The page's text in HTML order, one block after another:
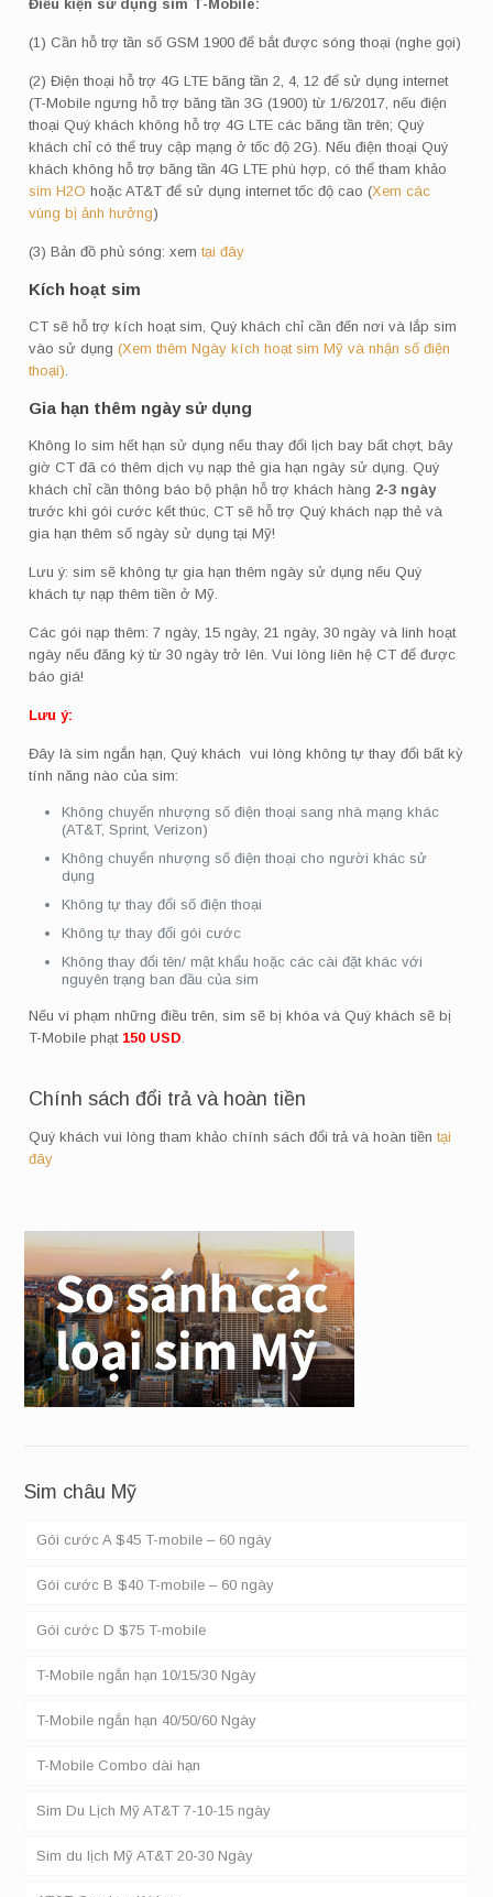
Điều kiện sử dụng sim T-Mobile:
(1) Cần hỗ trợ tần số GSM 1900 để bắt được sóng thoại (nghe gọi)
(2) Điện thoại hỗ trợ 4G LTE băng tần 2, 4, 12 để sử dụng internet
(T-Mobile ngưng hỗ trợ băng tần 3G (1900) từ 1/6/2017, nếu điện
thoại Quý khách không hỗ trợ 4G LTE các băng tần trên; Quý
khách chỉ có thể truy cập mạng ở tốc độ 2G). Nếu điện thoại Quý
khách không hỗ trợ băng tần 4G LTE phù hợp, có thể tham khảo
sim H2O hoặc AT&T để sử dụng internet tốc độ cao (Xem các
vùng bị ảnh hưởng)
(3) Bản đồ phủ sóng: xemtại đây
Kích hoạt sim
CT sẽ hỗ trợ kích hoạt sim, Quý khách chỉ cần đến nơi và lắp sim
vào sử dụng(Xem thêm Ngày kích hoạt sim Mỹ và nhận số điện
thoại).
Gia hạn thêm ngày sử dụng
Không lo sim hết hạn sử dụng nếu thay đổi lịch bay bất chợt, bây
giờ CT đã có thêm dịch vụ nạp thẻ gia hạn ngày sử dụng. Quý
khách chỉ cần thông báo bộ phận hỗ trợ khách hàng 2-3 ngày
trước khi gói cước kết thúc, CT sẽ hỗ trợ Quý khách nạp thẻ và
gia hạn thêm số ngày sử dụng tại Mỹ!
Lưu ý: sim sẽ không tự gia hạn thêm ngày sử dụng nếu Quý
khách tự nạp thêm tiền ở Mỹ.
Các gói nạp thêm: 7 ngày, 15 ngày, 21 ngày, 30 ngày và linh hoạt
ngày nếu đăng ký từ 30 ngày trở lên. Vui lòng liên hệ CT để được
báo giá!
Lưu ý:
Đây là sim ngắn hạn, Quý khách vui lòng không tự thay đổi bất kỳ
tính năng nào của sim:
Không chuyển nhượng số điện thoại sang nhà mạng khác
(AT&T, Sprint, Verizon)
Không chuyển nhượng số điện thoại cho người khác sử
dụng
Không tự thay đổi số điện thoại
Không tự thay đổi gói cước
Không thay đổi tên/ mật khẩu hoặc các cài đặt khác với
nguyên trạng ban đầu của sim
Nếu vi phạm những điều trên, sim sẽ bị khóa và Quý khách sẽ bị
T-Mobile phạt 150 USD.
Chính sách đổi trả và hoàn tiền
Quý khách vui lòng tham khảo chính sách đổi trả và hoàn tiềntại
đây
Sim châu Mỹ
Gói cước A $45 T-mobile – 60 ngày
Gói cước B $40 T-mobile – 60 ngày
Gói cước D $75 T-mobile
T-Mobile ngắn hạn 10/15/30 Ngày
T-Mobile ngắn hạn 40/50/60 Ngày
T-Mobile Combo dài hạn
Sim Du Lịch Mỹ AT&T 7-10-15 ngày
Sim du lịch Mỹ AT&T 20-30 Ngày